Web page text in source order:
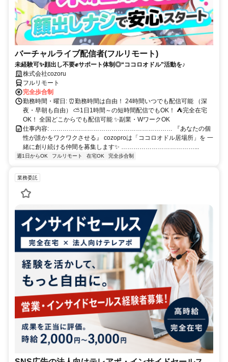
バーチャルライブ配信者(フルリモート)
未経験可✨顔出し不要✊サポート体制◎“ココロオドル”活動を♪
株式会社cozoru
フルリモート
完全歩合制
勤務時間・曜日: ⏰勤務時間は自由！ 24時間いつでも配信可能 （深
夜・早朝も自由） ⛅1日1時間～の短時間配信でもOK！ ⛺完全在宅
OK！ 全国どこからでも配信可能 ✨副業・WワークOK
仕事内容: …………………………………………………… 『あなたの個
性が誰かをワクワクさせる』 cozoproは「ココロオドル居場所」を 一
緒に創り続ける仲間を募集します✨ ………………………………...
週1日からOK フルリモート 在宅OK 完全歩合制
業務委託